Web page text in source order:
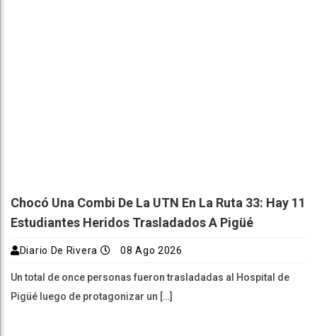
Chocó Una Combi De La UTN En La Ruta 33: Hay 11
Estudiantes Heridos Trasladados A Pigüé
Diario De Rivera 08 Ago 2026
Un total de once personas fueron trasladadas al Hospital de
Pigüé luego de protagonizar un […]